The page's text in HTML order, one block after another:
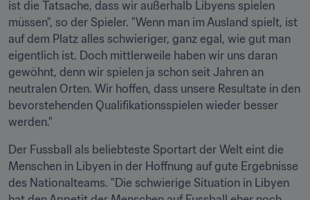
ist die Tatsache, dass wir außerhalb Libyens spielen
müssen", so der Spieler. "Wenn man im Ausland spielt, ist
auf dem Platz alles schwieriger, ganz egal, wie gut man
eigentlich ist. Doch mittlerweile haben wir uns daran
gewöhnt, denn wir spielen ja schon seit Jahren an
neutralen Orten. Wir hoffen, dass unsere Resultate in den
bevorstehenden Qualifikationsspielen wieder besser
werden."
Der Fussball als beliebteste Sportart der Welt eint die
Menschen in Libyen in der Hoffnung auf gute Ergebnisse
des Nationalteams. "Die schwierige Situation in Libyen